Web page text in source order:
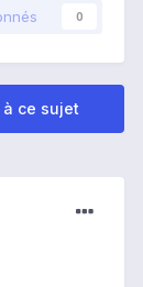
0
à ce sujet